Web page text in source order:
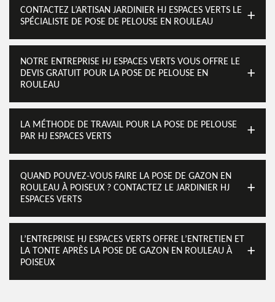
CONTACTEZ L’ARTISAN JARDINIER HJ ESPACES VERTS LE
SPÉCIALISTE DE POSE DE PELOUSE EN ROULEAU
NOTRE ENTREPRISE HJ ESPACES VERTS VOUS OFFRE LE
DEVIS GRATUIT POUR LA POSE DE PELOUSE EN
ROULEAU
LA MÉTHODE DE TRAVAIL POUR LA POSE DE PELOUSE
PAR HJ ESPACES VERTS
QUAND POUVEZ-VOUS FAIRE LA POSE DE GAZON EN
ROULEAU À POISEUX ? CONTACTEZ LE JARDINIER HJ
ESPACES VERTS
L’ENTREPRISE HJ ESPACES VERTS OFFRE L’ENTRETIEN ET
LA TONTE APRÈS LA POSE DE GAZON EN ROULEAU À
POISEUX